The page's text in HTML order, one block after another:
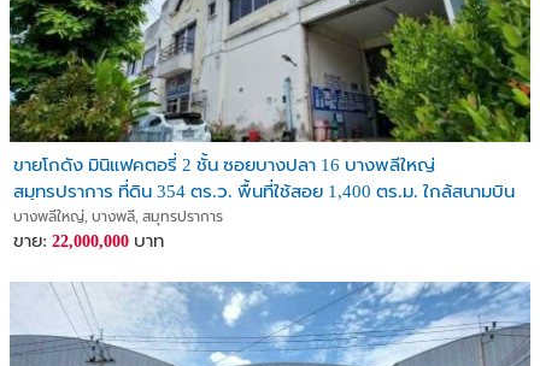
ขายโกดัง มินิแฟคตอรี่ 2 ชั้น ซอยบางปลา 16 บางพลีใหญ่
สมุทรปราการ ที่ดิน 354 ตร.ว. พื้นที่ใช้สอย 1,400 ตร.ม. ใกล้สนามบิน
สุวรรณภูมิ
บางพลีใหญ่, บางพลี, สมุทรปราการ
ขาย: 22,000,000 บาท